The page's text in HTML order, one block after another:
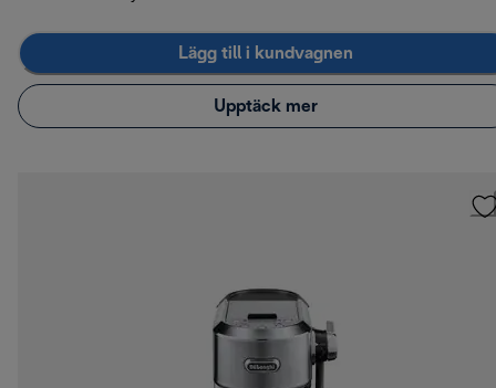
Lägg till i kundvagnen
Upptäck mer